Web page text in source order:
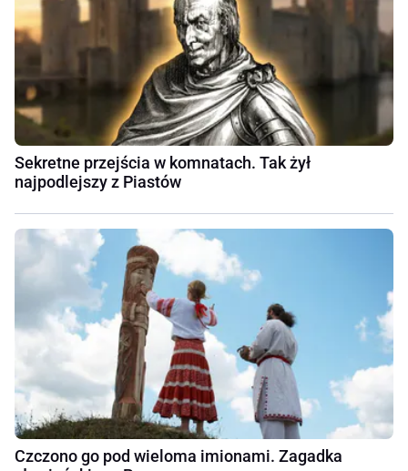
Sekretne przejścia w komnatach. Tak żył
najpodlejszy z Piastów
Czczono go pod wieloma imionami. Zagadka